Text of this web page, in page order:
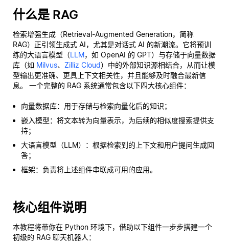
什么是 RAG
检索增强生成（Retrieval-Augmented Generation，简称
RAG）正引领生成式 AI，尤其是对话式 AI 的新潮流。它将预训
练的大语言模型（LLM，如 OpenAI 的 GPT）与存储于向量数据
库（如 Milvus、 Zilliz Cloud）中的外部知识源相结合，从而让模
型输出更准确、更具上下文相关性，并且能够及时融合最新信
息。 一个完整的 RAG 系统通常包含以下四大核心组件：
向量数据库：用于存储与检索向量化后的知识；
嵌入模型：将文本转为向量表示，为后续的相似度搜索提供支
持；
大语言模型（LLM）：根据检索到的上下文和用户提问生成回
答；
框架：负责将上述组件串联成可用的应用。
核心组件说明
本教程将带你在 Python 环境下，借助以下组件一步步搭建一个
初级的 RAG 聊天机器人：